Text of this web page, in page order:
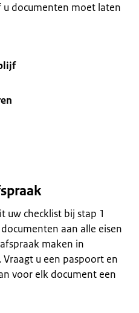
documenten moet laten
uw checklist bij stap 1
aan alle eisen
maken in
u een paspoort en
voor elk document een